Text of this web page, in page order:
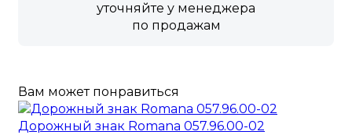
уточняйте у менеджера
по продажам
Вам может понравиться
Дорожный знак Romana 057.96.00-02